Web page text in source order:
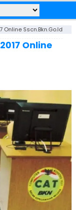
Online Sscn.bkn.go.id
Online